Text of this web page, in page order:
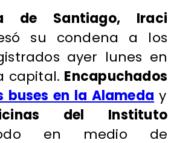
de Santiago, Iraci
su condena a los
ayer lunes en
capital. Encapuchados
buses en la Alameda y
del Instituto
en medio de